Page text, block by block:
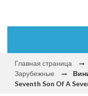
Главная страница
Зарубежные
Seventh Son Of A